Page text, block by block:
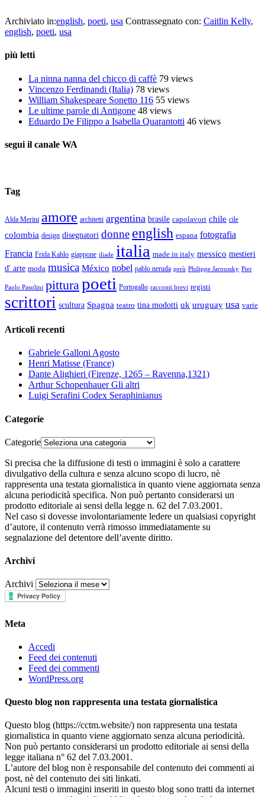
Archiviato in:english, poeti, usa Contrassegnato con: Caitlin Kelly,
english, poeti, usa
più letti
La ninna nanna del chicco di caffè 79 views
Vincenzo Ferdinandi (Italia) 78 views
William Shakespeare Sonetto 116 55 views
Le ultime parole di Antigone 48 views
Eduardo De Filippo a Isabella Quarantotti 46 views
segui il canale WA
Tag
Alda Merini amore architetti argentina brasile capolavori chile cile
colombia design disegnatori donne english espana fotografia
Francia Frida Kahlo giappone iliade italia made in italy messico mestieri
d' arte moda musica México nobel pablo neruda perù Philippe Jaroussky Pier
Paolo Pasolini pitturapoeti Portogallo racconti brevi registi
scrittori scultura Spagna teatro tina modotti uk uruguay usa varie
Articoli recenti
Gabriele Galloni Agosto
Henri Matisse (France)
Dante Alighieri (Firenze, 1265 – Ravenna,1321)
Arthur Schopenhauer Gli altri
Luigi Serafini Codex Seraphinianus
Categorie
Categorie
Si precisa che la diffusione di testi o immagini è solo a carattere
divulgativo della cultura e senza alcuno scopo di lucro, nè
rappresenta una testata giornalistica in quanto viene aggiornata senza
alcuna periodicità specifica. Non può pertanto considerarsi un
prodotto editoriale ai sensi della legge n. 62 del 7.03.2001.
Nel caso si dovesse involontariamente ledere un qualsiasi copyright
d’autore, il contenuto verrà rimosso immediatamente su
segnalazione del detentore dell’avente diritto.
Archivi
Archivi
Meta
Accedi
Feed dei contenuti
Feed dei commenti
WordPress.org
Questo blog non rappresenta una testata giornalistica
Questo blog (https://cctm.website/) non rappresenta una testata
giornalistica in quanto viene aggiornato senza alcuna periodicità.
Non può pertanto considerarsi un prodotto editoriale ai sensi della
legge italiana n° 62 del 7.03.2001.
L’autore del blog non è responsabile del contenuto dei commenti ai
post, nè del contenuto dei siti linkati.
Alcuni testi o immagini inseriti in questo blog sono tratti da internet